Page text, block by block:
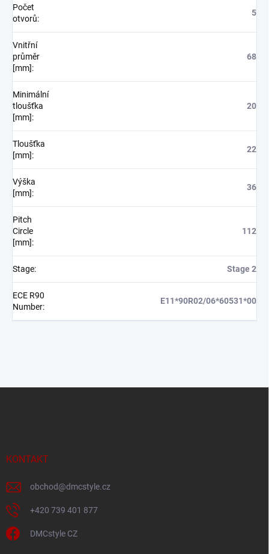
Počet
otvorů:
5
Vnitřní
průměr
[mm]:
68
Minimální
tloušťka
[mm]:
20
Tloušťka
[mm]:
22
Výška
[mm]:
36
Pitch
Circle
[mm]:
112
Stage: Stage 2
ECE R90
Number:
E11*90R02/06*60531*00
KONTAKT
obchod@dmcstyle.cz
+420 739 401 877
DMCstyle CZ